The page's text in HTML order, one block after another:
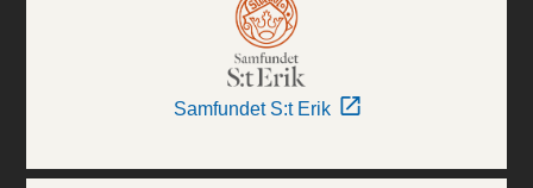
Samfundet S:t Erik